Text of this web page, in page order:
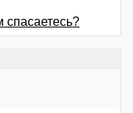
спасаетесь?